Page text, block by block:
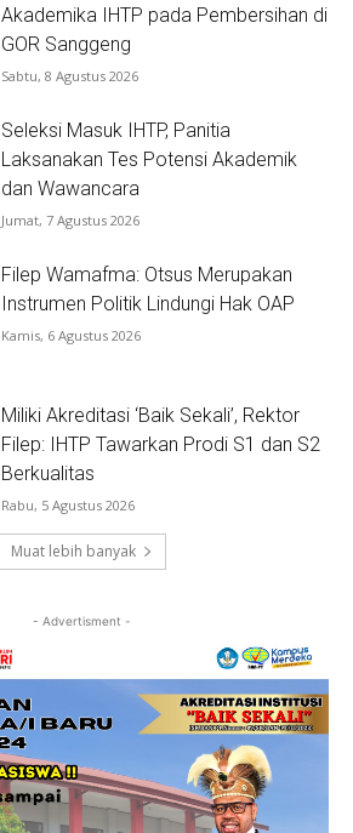
Akademika IHTP pada Pembersihan di
GOR Sanggeng
Sabtu, 8 Agustus 2026
Seleksi Masuk IHTP, Panitia
Laksanakan Tes Potensi Akademik
dan Wawancara
Jumat, 7 Agustus 2026
Filep Wamafma: Otsus Merupakan
Instrumen Politik Lindungi Hak OAP
Kamis, 6 Agustus 2026
Miliki Akreditasi ‘Baik Sekali’, Rektor
Filep: IHTP Tawarkan Prodi S1 dan S2
Berkualitas
Rabu, 5 Agustus 2026
Muat lebih banyak
- Advertisment -